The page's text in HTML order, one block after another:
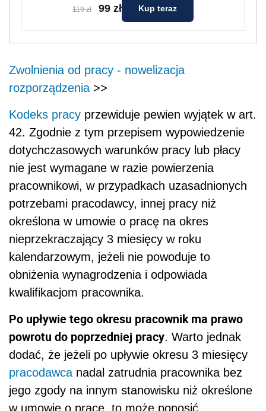
119 zł 99 zł Kup teraz
Zwolnienia od pracy - nowelizacja
rozporządzenia >>
Kodeks pracy przewiduje pewien wyjątek w art.
42. Zgodnie z tym przepisem wypowiedzenie
dotychczasowych warunków pracy lub płacy
nie jest wymagane w razie powierzenia
pracownikowi, w przypadkach uzasadnionych
potrzebami pracodawcy, innej pracy niż
określona w umowie o pracę na okres
nieprzekraczający 3 miesięcy w roku
kalendarzowym, jeżeli nie powoduje to
obniżenia wynagrodzenia i odpowiada
kwalifikacjom pracownika.
Po upływie tego okresu pracownik ma prawo
powrotu do poprzedniej pracy. Warto jednak
dodać, że jeżeli po upływie okresu 3 miesięcy
pracodawca nadal zatrudnia pracownika bez
jego zgody na innym stanowisku niż określone
w umowie o pracę, to może ponosić